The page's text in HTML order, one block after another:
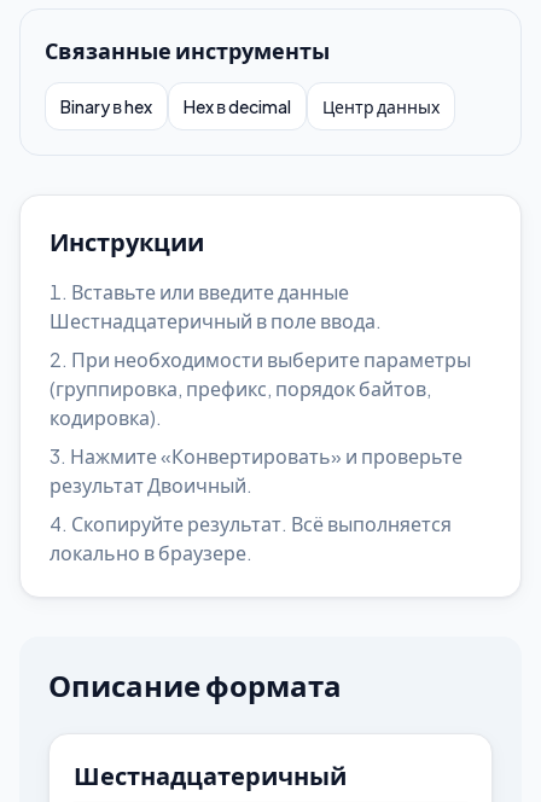
Связанные инструменты
Binary в hex Hex в decimal Центр данных
Инструкции
Вставьте или введите данные
Шестнадцатеричный в поле ввода.
При необходимости выберите параметры
(группировка, префикс, порядок байтов,
кодировка).
Нажмите «Конвертировать» и проверьте
результат Двоичный.
Скопируйте результат. Всё выполняется
локально в браузере.
Описание формата
Шестнадцатеричный